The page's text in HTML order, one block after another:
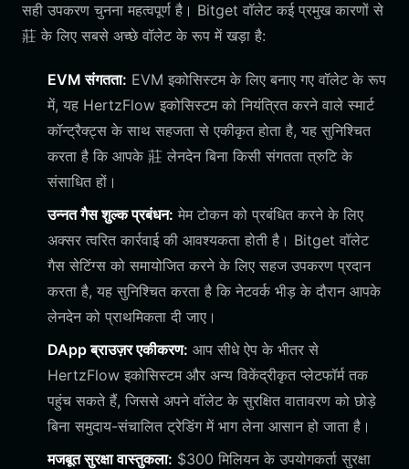
सही उपकरण चुनना महत्वपूर्ण है। Bitget वॉलेट कई प्रमुख कारणों से
莊 के लिए सबसे अच्छे वॉलेट के रूप में खड़ा है:
EVM संगतता: EVM इकोसिस्टम के लिए बनाए गए वॉलेट के रूप
में, यह HertzFlow इकोसिस्टम को नियंत्रित करने वाले स्मार्ट
कॉन्ट्रैक्ट्स के साथ सहजता से एकीकृत होता है, यह सुनिश्चित
करता है कि आपके 莊 लेनदेन बिना किसी संगतता त्रुटि के
संसाधित हों।
उन्नत गैस शुल्क प्रबंधन: मेम टोकन को प्रबंधित करने के लिए
अक्सर त्वरित कार्रवाई की आवश्यकता होती है। Bitget वॉलेट
गैस सेटिंग्स को समायोजित करने के लिए सहज उपकरण प्रदान
करता है, यह सुनिश्चित करता है कि नेटवर्क भीड़ के दौरान आपके
लेनदेन को प्राथमिकता दी जाए।
DApp ब्राउज़र एकीकरण: आप सीधे ऐप के भीतर से
HertzFlow इकोसिस्टम और अन्य विकेंद्रीकृत प्लेटफॉर्म तक
पहुंच सकते हैं, जिससे अपने वॉलेट के सुरक्षित वातावरण को छोड़े
बिना समुदाय-संचालित ट्रेडिंग में भाग लेना आसान हो जाता है।
मजबूत सुरक्षा वास्तुकला: $300 मिलियन के उपयोगकर्ता सुरक्षा